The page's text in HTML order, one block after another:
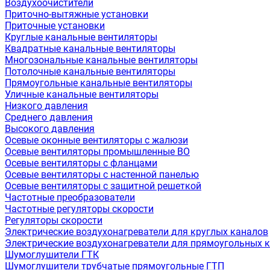
Воздухоочистители
Приточно-вытяжные установки
Приточные установки
Круглые канальные вентиляторы
Квадратные канальные вентиляторы
Многозональные канальные вентиляторы
Потолочные канальные вентиляторы
Прямоугольные канальные вентиляторы
Уличные канальные вентиляторы
Низкого давления
Среднего давления
Высокого давления
Осевые оконные вентиляторы с жалюзи
Осевые вентиляторы промышленные ВО
Осевые вентиляторы с фланцами
Осевые вентиляторы с настенной панелью
Осевые вентиляторы с защитной решеткой
Частотные преобразователи
Частотные регуляторы скорости
Регуляторы скорости
Электрические воздухонагреватели для круглых каналов
Электрические воздухонагреватели для прямоугольных
Шумоглушители ГТК
Шумоглушители трубчатые прямоугольные ГТП